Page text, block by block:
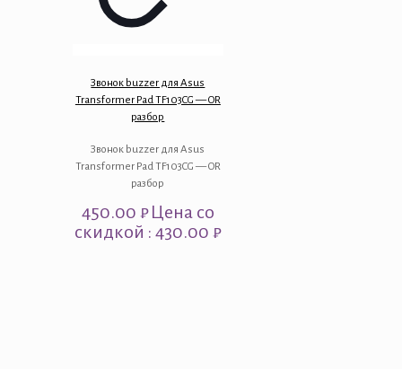
Звонок buzzer для Asus
Transformer Pad TF103CG — OR
разбор
Звонок buzzer для Asus
Transformer Pad TF103CG — OR
разбор
450.00 ₽Цена со
скидкой : 430.00 ₽